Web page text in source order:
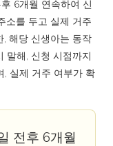
6개월 연속하여 신
소를 두고 실제 거주
해당 신생아는 동작
말해, 신청 시점까지
, 실제 거주 여부가 확
전후 6개월